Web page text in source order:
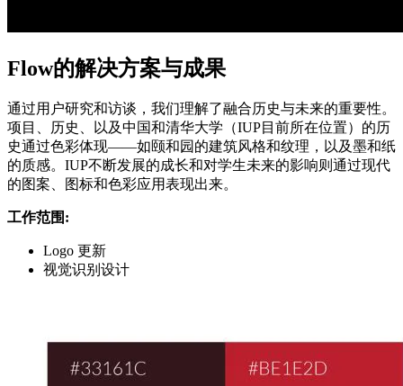
Flow的解决方案与成果
通过用户研究和访谈，我们理解了融合历史与未来的重要性。
项目、历史、以及中国和清华大学（IUP目前所在位置）的历
史通过色彩体现——如颐和园的建筑风格和纹理，以及墨和纸
的质感。IUP不断发展的成长和对学生未来的影响则通过现代
的图案、图标和色彩应用表现出来。
工作范围:
Logo 更新
视觉识别设计